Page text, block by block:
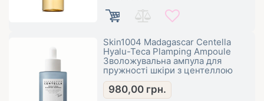
Skin1004 Madagascar Centella
Hyalu-Teca Plamping Ampoule
Зволожувальна ампула для
пружності шкіри з центеллою
980,00 грн.